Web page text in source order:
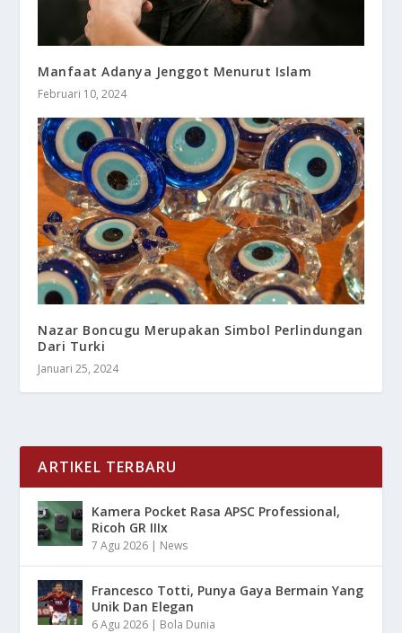
Manfaat Adanya Jenggot Menurut Islam
Februari 10, 2024
Nazar Boncugu Merupakan Simbol Perlindungan
Dari Turki
Januari 25, 2024
ARTIKEL TERBARU
Kamera Pocket Rasa APSC Professional,
Ricoh GR IIIx
7 Agu 2026 | News
Francesco Totti, Punya Gaya Bermain Yang
Unik Dan Elegan
6 Agu 2026 | Bola Dunia